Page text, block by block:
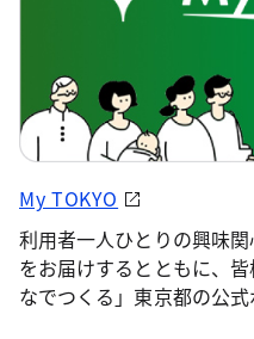
My TOKYO
利用者一人ひとりの興味
をお届けするとともに、
なでつくる」東京都の公式